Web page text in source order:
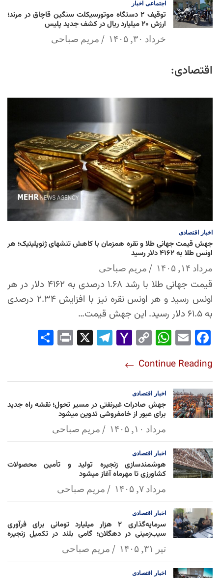
اجتماعی اخبار
توقیف ۲ دستگاه موتورسیکلت سنگین قاچاق در مرند؛
ارزش ۲۰ میلیارد ریال در کشف جدید پلیس
خرداد ۳۰, ۱۴۰۵ مریم صباحی
اقتصادی:
اخبار اقتصادی
جهش قیمت جهانی طلا و نقره همزمان با کاهش تنشهای ژئوپلیتیک؛ هر
اونس طلا به ۴۱۶۲ دلار رسید
مرداد ۱۴, ۱۴۰۵ مریم صباحی
قیمت جهانی طلا با رشد ۱.۶۸ درصدی به ۴۱۶۲ دلار در هر
اونس رسید و هر اونس نقره نیز با افزایش ۲.۳۴ درصدی
به ۶۱.۵ دلار رسید. این جهش قیمت…
Fac
ok
Em
Wh
Ap
p
Co
Lin
k
Yah
l
Tel
Pri
Continue Reading
اخبار اقتصادی
جهش صادرات غیرنفتی در مسیر تحول؛ نقشه راه جدید
برای عبور از خامفروشی تدوین میشود
مرداد ۱۰, ۱۴۰۵ مریم صباحی
اخبار اقتصادی
هوشمندسازی زنجیره تولید و تأمین محصولات
کشاورزی تا مهرماه آغاز میشود
مرداد ۷, ۱۴۰۵ مریم صباحی
اخبار اقتصادی
سرمایه‌گذاری ۲ هزار میلیارد تومانی برای فرآوری
سیب‌زمینی در دهگلان؛ گامی بلند در تکمیل زنجیره
ارزش کشاورزیتیر ۳۱, ۱۴۰۵ مریم صباحی
اخبار اقتصادی